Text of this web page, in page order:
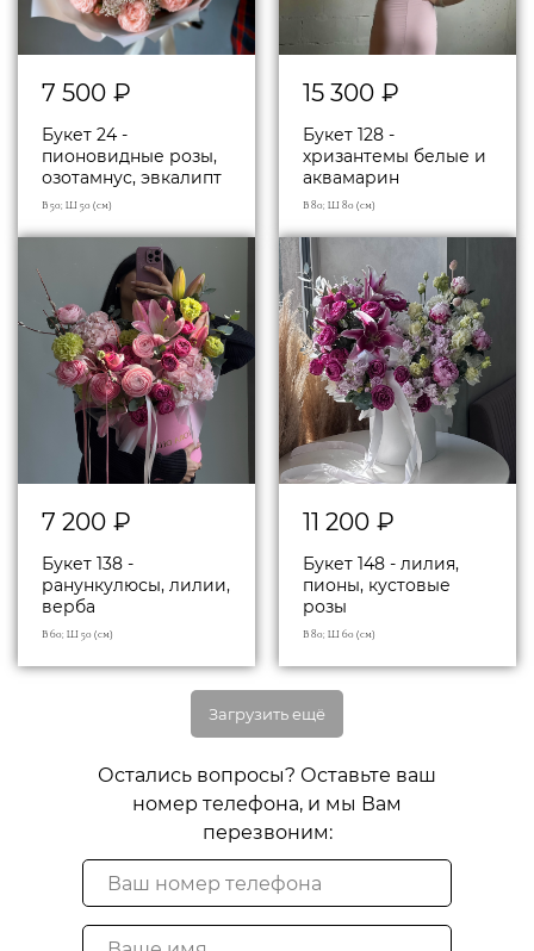
7 500 ₽
Букет 24 -
пионовидные розы,
озотамнус, эвкалипт
В 50; Ш 50 (см)
15 300 ₽
Букет 128 -
хризантемы белые и
аквамарин
В 80; Ш 80 (см)
7 200 ₽
Букет 138 -
ранункулюсы, лилии,
верба
В 60; Ш 50 (см)
11 200 ₽
Букет 148 - лилия,
пионы, кустовые
розы
В 80; Ш 60 (см)
Загрузить ещё
Остались вопросы? Оставьте ваш
номер телефона, и мы Вам
перезвоним: